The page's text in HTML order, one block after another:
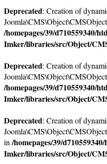
Deprecated: Creation of
/homepages/39/d710559340/
Imker/libraries/src/Object/
Deprecated: Creation of
/homepages/39/d710559340/
Imker/libraries/src/Object/
Deprecated: Creation of
in /homepages/39/
Imker/libraries/src/Object/